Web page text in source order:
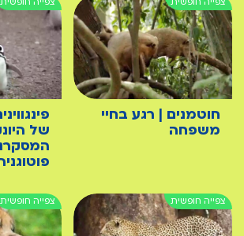
חוטמנים | רגע בחיי
משפחה
של